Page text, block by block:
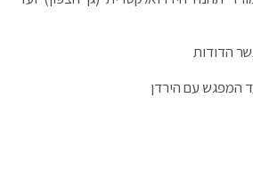
הדודות
המפגש עם הירדן